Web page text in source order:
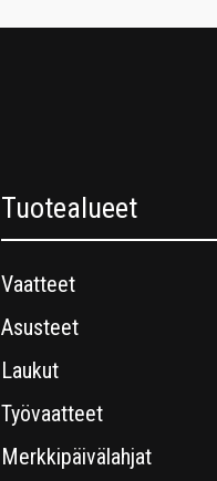
Tuotealueet
Vaatteet
Asusteet
Laukut
Työvaatteet
Merkkipäivälahjat